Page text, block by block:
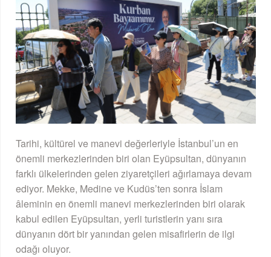
Tarihi, kültürel ve manevi değerleriyle İstanbul’un en
önemli merkezlerinden biri olan Eyüpsultan, dünyanın
farklı ülkelerinden gelen ziyaretçileri ağırlamaya devam
ediyor. Mekke, Medine ve Kudüs’ten sonra İslam
âleminin en önemli manevi merkezlerinden biri olarak
kabul edilen Eyüpsultan, yerli turistlerin yanı sıra
dünyanın dört bir yanından gelen misafirlerin de ilgi
odağı oluyor.